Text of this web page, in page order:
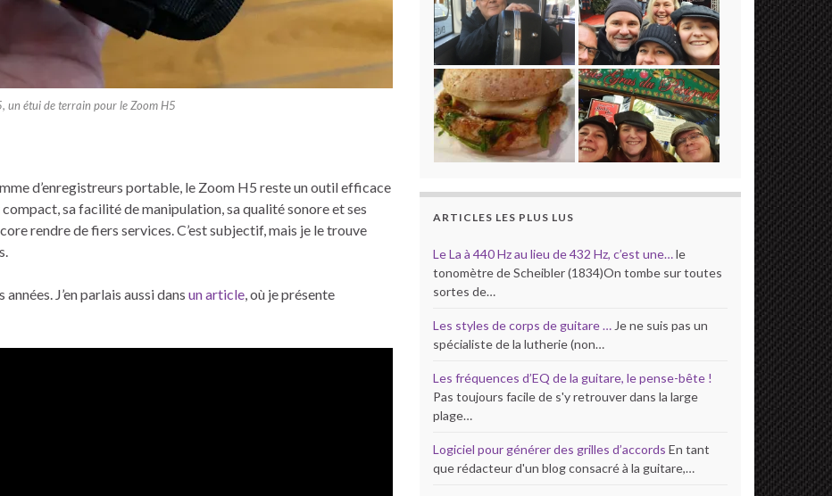
un étui de terrain pour le Zoom H5
d’enregistreurs portable, le Zoom H5 reste un outil efficace
sa facilité de manipulation, sa qualité sonore et ses
rendre de fiers services. C’est subjectif, mais je le trouve
J’en parlais aussi dans un article, où je présente
ARTICLES LES PLUS LUS
Le La à 440 Hz au lieu de 432 Hz, c’est une…le
tonomètre de Scheibler (1834)On tombe sur toutes
sortes de…
Les styles de corps de guitare … Je ne suis pas un
spécialiste de la lutherie (non…
Les fréquences d’EQ de la guitare, le pense-bête !
Pas toujours facile de s'y retrouver dans la large
plage…
Logiciel pour générer des grilles d’accords En tant
que rédacteur d'un blog consacré à la guitare,…